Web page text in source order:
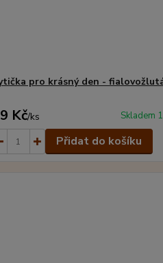
pro krásný den -
Kč/ks Skladem
Přidat do košíku